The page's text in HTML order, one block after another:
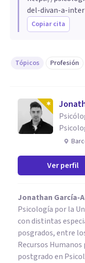
del-divan-a-
Copiar cita
Tópicos Profesión
Ver perfil
Jonathan García-
Psicología por la
con distintas
posgrados, entre
Recursos
postgrado en